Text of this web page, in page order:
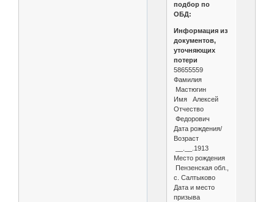
подбор по
ОБД:
Информация из
документов,
уточняющих
потери
58655559
Фамилия
Мастюгин
Имя Алексей
Отчество
Федорович
Дата рождения/
Возраст
__.__.1913
Место рождения
Пензенская обл.,
с. Салтыково
Дата и место
призыва